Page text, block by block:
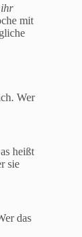
ihr
mit
Wer
heißt
sie
das